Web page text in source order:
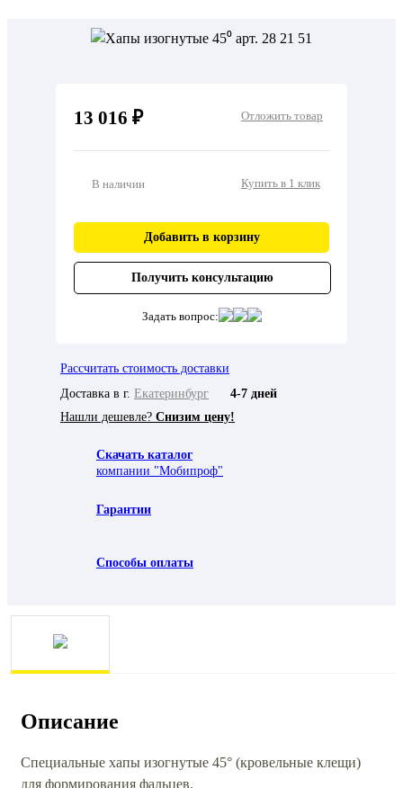
13 016 ₽ Отложить товар
В наличии Купить в 1 клик
Добавить в корзину
Получить консультацию
Задать вопрос:
Рассчитать стоимость доставки
Доставка в г. Екатеринбург
4-7 дней
Нашли дешевле? Снизим цену!
Скачать каталог
компании "Мобипроф"
Гарантии
Способы оплаты
Описание
Специальные хапы изогнутые 45° (кровельные клещи)
для формирования фальцев.